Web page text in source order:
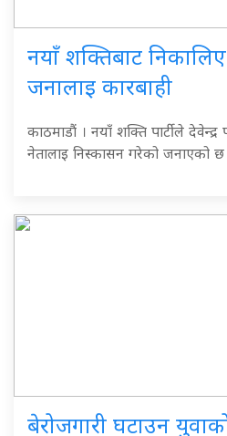
नयाँ शक्तिबाट निकालिए
जनालाइ कारबाही
काठमाडाैं । नयाँ शक्ति पार्टीले
नेतालाइ निस्कासन गरेको जनाएको छ
बेरोजगारी घटाउन